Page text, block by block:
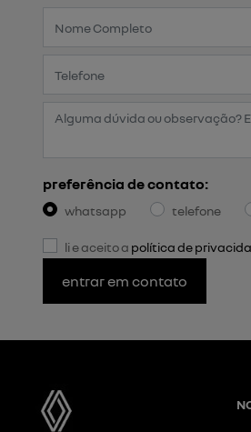
preferência de contato:
whatsapp telefone
li e aceito a política de
entrar em contato